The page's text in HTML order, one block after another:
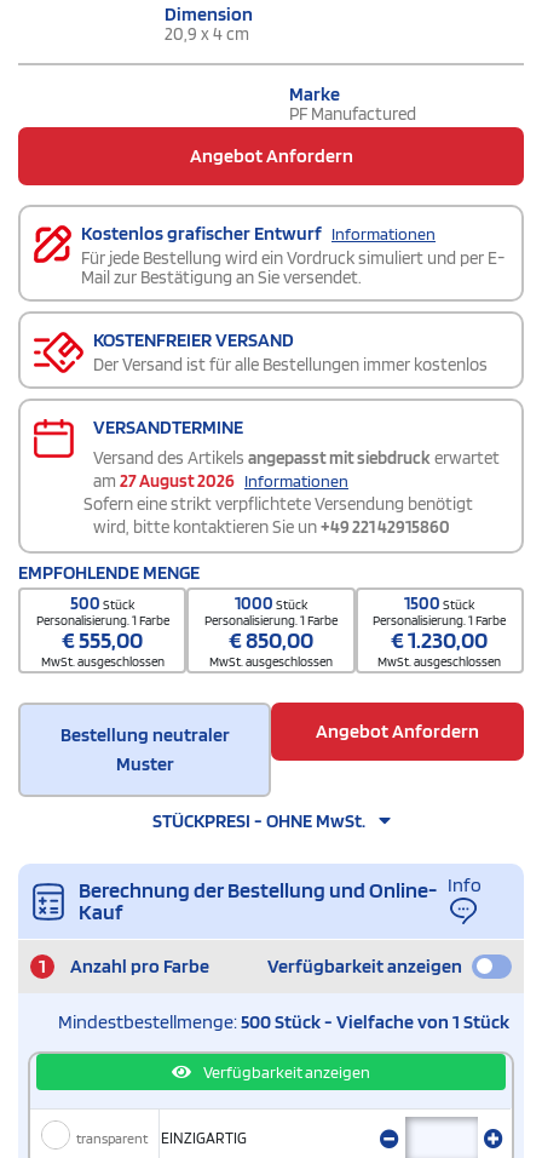
Dimension
20,9 x 4 cm
Marke
PF Manufactured
Angebot Anfordern
Kostenlos grafischer Entwurf Informationen
Für jede Bestellung wird ein Vordruck simuliert und per E-
Mail zur Bestätigung an Sie versendet.
KOSTENFREIER VERSAND
Der Versand ist für alle Bestellungen immer kostenlos
VERSANDTERMINE
Versand des Artikels angepasst mit siebdruckerwartet
am 27 August 2026 Informationen
Sofern eine strikt verpflichtete Versendung benötigt
wird, bitte kontaktieren Sie un+49 221 42915860
EMPFOHLENDE MENGE
500Stück
Personalisierung. 1 Farbe
€555,00
MwSt. ausgeschlossen
1000 Stück
Personalisierung. 1 Farbe
€850,00
MwSt. ausgeschlossen
1500Stück
Personalisierung. 1 Farbe
€1.230,00
MwSt. ausgeschlossen
Bestellung neutraler
Muster
Angebot Anfordern
STÜCKPRESI - OHNE MwSt.
Berechnung der Bestellung und Online-
Kauf
Info
1 Anzahl pro Farbe Verfügbarkeit anzeigen
Mindestbestellmenge:500 Stück - Vielfache von 1 Stück
Verfügbarkeit anzeigen
transparent EINZIGARTIG